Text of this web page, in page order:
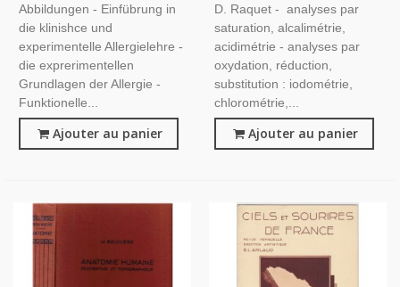
Abbildungen - Einfübrung in
die klinishce und
experimentelle Allergielehre -
die exprerimentellen
Grundlagen der Allergie -
Funktionelle...
Ajouter au panier
D. Raquet - analyses par
saturation, alcalimétrie,
acidimétrie - analyses par
oxydation, réduction,
substitution : iodométrie,
chlorométrie,...
Ajouter au panier